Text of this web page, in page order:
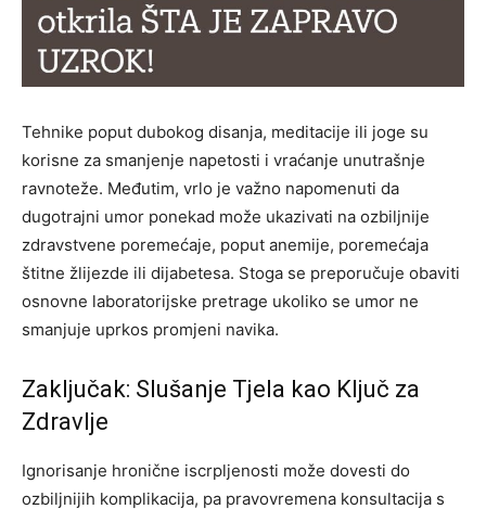
Tehnike poput dubokog disanja, meditacije ili joge su
korisne za smanjenje napetosti i vraćanje unutrašnje
ravnoteže. Međutim, vrlo je važno napomenuti da
dugotrajni umor ponekad može ukazivati na ozbiljnije
zdravstvene poremećaje, poput anemije, poremećaja
štitne žlijezde ili dijabetesa. Stoga se preporučuje obaviti
osnovne laboratorijske pretrage ukoliko se umor ne
smanjuje uprkos promjeni navika.
Zaključak: Slušanje Tjela kao Ključ za
Zdravlje
Ignorisanje hronične iscrpljenosti može dovesti do
ozbiljnijih komplikacija, pa pravovremena konsultacija s